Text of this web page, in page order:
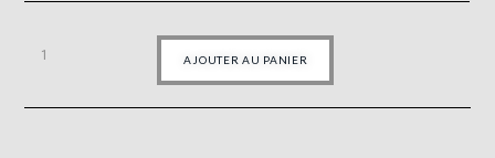
AJOUTER AU PANIER